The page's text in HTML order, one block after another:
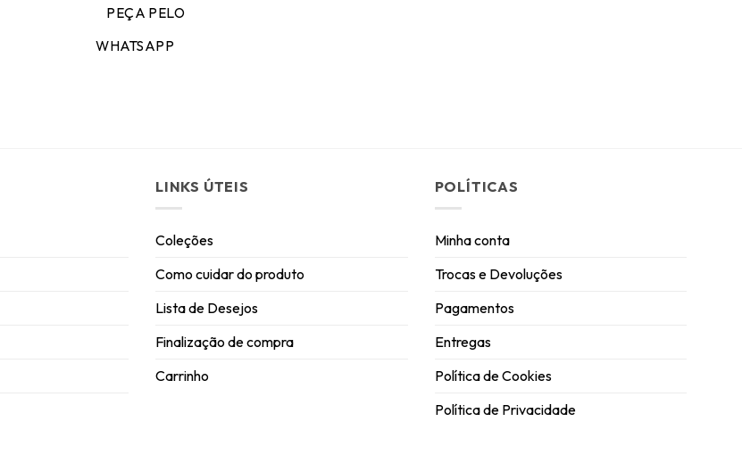
PEÇA PELO
WHATSAPP
LINKS ÚTEIS
Coleções
Como cuidar do produto
Lista de Desejos
Finalização de compra
Carrinho
POLÍTICAS
Minha conta
Trocas e Devoluções
Pagamentos
Entregas
Política de Cookies
Política de Privacidade